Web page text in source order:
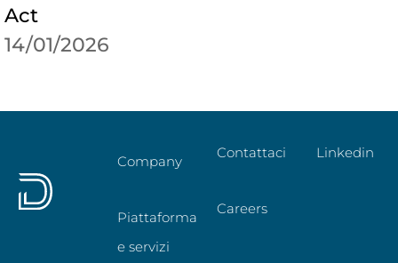
Act
14/01/2026
Company
Piattaforma
e servizi
Contattaci
Careers
Linkedin